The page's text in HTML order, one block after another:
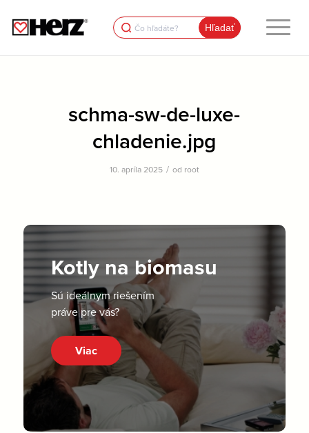
Search
for:
schma-sw-de-luxe-
chladenie.jpg
10. apríla 2025 / od root
Kotly na biomasu
Sú ideálnym riešením
práve pre vás?
Viac